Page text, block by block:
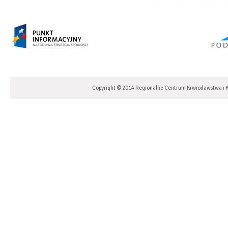
Copyright © 2014 Regionalne Centrum Krwiodawstwa